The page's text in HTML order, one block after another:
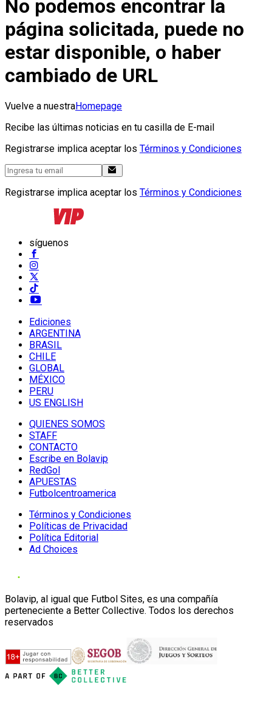
No podemos encontrar la
página solicitada, puede no
estar disponible, o haber
cambiado de URL
Vuelve a nuestraHomepage
Recibe las últimas noticias en tu casilla de E-mail
Registrarse implica aceptar los Términos y Condiciones
Registrarse implica aceptar los Términos y Condiciones
síguenos
Ediciones
ARGENTINA
BRASIL
CHILE
GLOBAL
MÉXICO
PERU
US ENGLISH
QUIENES SOMOS
STAFF
CONTACTO
Escribe en Bolavip
RedGol
APUESTAS
Futbolcentroamerica
Términos y Condiciones
Políticas de Privacidad
Política Editorial
Ad Choices
Bolavip, al igual que Futbol Sites, es una compañía
perteneciente a Better Collective. Todos los derechos
reservados